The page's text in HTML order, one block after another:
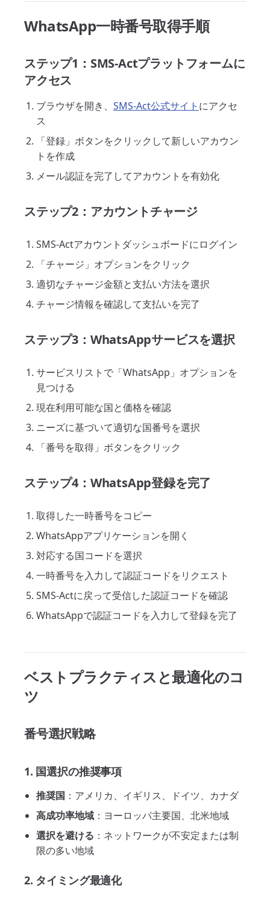
WhatsApp一時番号取得手順
ステップ1：SMS-Actプラットフォームに
アクセス
ブラウザを開き、 SMS-Act公式サイト にアクセ
ス
「登録」ボタンをクリックして新しいアカウン
トを作成
メール認証を完了してアカウントを有効化
ステップ2：アカウントチャージ
SMS-Actアカウントダッシュボードにログイン
「チャージ」オプションをクリック
適切なチャージ金額と支払い方法を選択
チャージ情報を確認して支払いを完了
ステップ3：WhatsAppサービスを選択
サービスリストで「WhatsApp」オプションを
見つける
現在利用可能な国と価格を確認
ニーズに基づいて適切な国番号を選択
「番号を取得」ボタンをクリック
ステップ4：WhatsApp登録を完了
取得した一時番号をコピー
WhatsAppアプリケーションを開く
対応する国コードを選択
一時番号を入力して認証コードをリクエスト
SMS-Actに戻って受信した認証コードを確認
WhatsAppで認証コードを入力して登録を完了
ベストプラクティスと最適化のコ
ツ
番号選択戦略
1. 国選択の推奨事項
推奨国 ：アメリカ、イギリス、ドイツ、カナダ
高成功率地域 ：ヨーロッパ主要国、北米地域
選択を避ける ：ネットワークが不安定または制
限の多い地域
2. タイミング最適化